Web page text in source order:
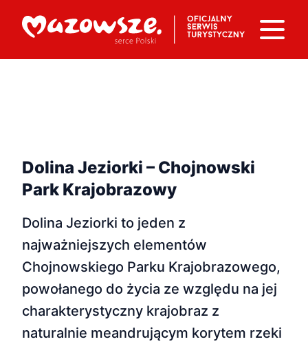
Dolina Jeziorki – Chojnowski
Park Krajobrazowy
Dolina Jeziorki to jeden z
najważniejszych elementów
Chojnowskiego Parku Krajobrazowego,
powołanego do życia ze względu na jej
charakterystyczny krajobraz z
naturalnie meandrującym korytem rzeki